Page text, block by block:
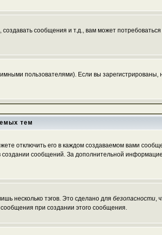
сообщения и т.д., вам может
пользователями). Если вы зарегистрированы,
тем
отключить его в каждом создаваемом вами
создании сообщений. За дополнительной
несколько тэгов. Это сделано для безопасности,
при создании этого сообщения.